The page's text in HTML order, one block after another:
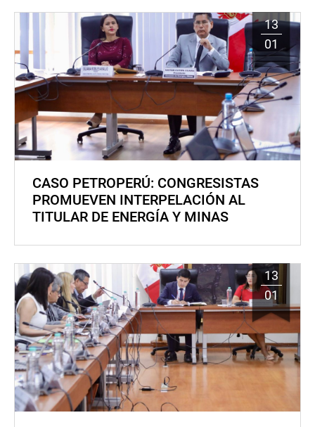
13
01
CASO PETROPERÚ: CONGRESISTAS
PROMUEVEN INTERPELACIÓN AL
TITULAR DE ENERGÍA Y MINAS
13
01